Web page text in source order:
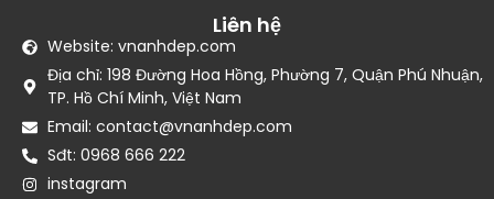
Liên hệ
Website: vnanhdep.com
Địa chỉ: 198 Đường Hoa Hồng, Phường 7, Quận Phú Nhuận,
TP. Hồ Chí Minh, Việt Nam
Email: contact@vnanhdep.com
Sđt: 0968 666 222
instagram